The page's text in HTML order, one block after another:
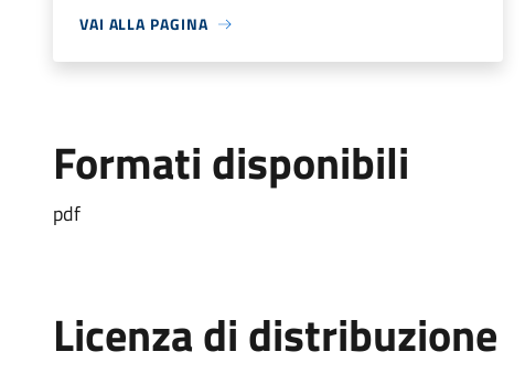
VAI ALLA PAGINA
Formati disponibili
pdf
Licenza di distribuzione